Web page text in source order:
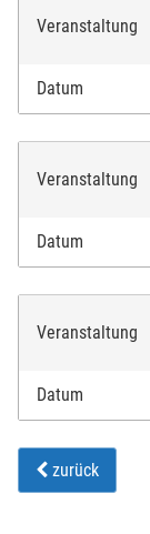
Veranstaltung
Datum
Veranstaltung
Datum
Veranstaltung
Datum
zurück